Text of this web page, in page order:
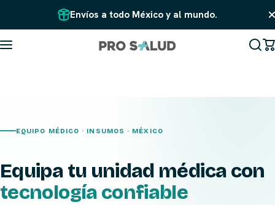
Saltar al contenidoEnvíos a todo México y al mundo.
EQUIPO MÉDICO · INSUMOS · MÉXICO
Equipa tu unidad médica con
tecnología confiable